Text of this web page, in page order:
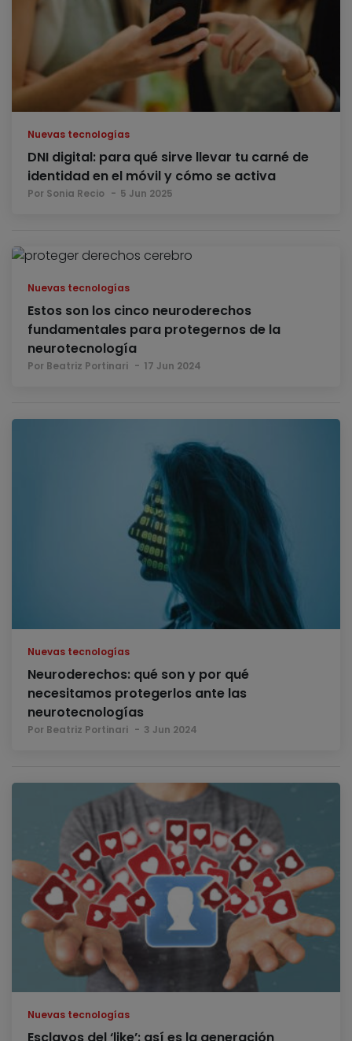
Nuevas tecnologías
DNI digital: para qué sirve llevar tu carné de
identidad en el móvil y cómo se activa
Por Sonia Recio 5 Jun 2025
Nuevas tecnologías
Estos son los cinco neuroderechos
fundamentales para protegernos de la
neurotecnología
Por Beatriz Portinari 17 Jun 2024
Nuevas tecnologías
Neuroderechos: qué son y por qué
necesitamos protegerlos ante las
neurotecnologías
Por Beatriz Portinari 3 Jun 2024
Nuevas tecnologías